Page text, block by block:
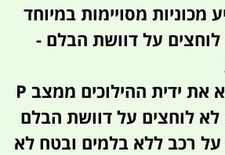
מכוניות מסויימות במיוחד
על דוושת הבלם -
2 לא ניתן להוציא את ידית ההילוכים ממצב P
על רכב ללא בלמים ובטח לא